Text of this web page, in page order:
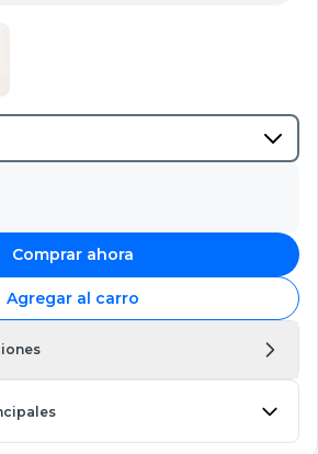
Comprar ahora
Agregar al carro